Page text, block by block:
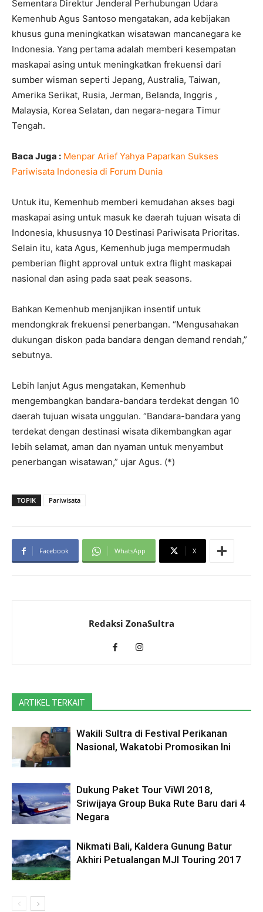
Sementara Direktur Jenderal Perhubungan Udara
Kemenhub Agus Santoso mengatakan, ada kebijakan
khusus guna meningkatkan wisatawan mancanegara ke
Indonesia. Yang pertama adalah memberi kesempatan
maskapai asing untuk meningkatkan frekuensi dari
sumber wisman seperti Jepang, Australia, Taiwan,
Amerika Serikat, Rusia, Jerman, Belanda, Inggris ,
Malaysia, Korea Selatan, dan negara-negara Timur
Tengah.
Baca Juga : Menpar Arief Yahya Paparkan Sukses
Pariwisata Indonesia di Forum Dunia
Untuk itu, Kemenhub memberi kemudahan akses bagi
maskapai asing untuk masuk ke daerah tujuan wisata di
Indonesia, khususnya 10 Destinasi Pariwisata Prioritas.
Selain itu, kata Agus, Kemenhub juga mempermudah
pemberian flight approval untuk extra flight maskapai
nasional dan asing pada saat peak seasons.
Bahkan Kemenhub menjanjikan insentif untuk
mendongkrak frekuensi penerbangan. “Mengusahakan
dukungan diskon pada bandara dengan demand rendah,”
sebutnya.
Lebih lanjut Agus mengatakan, Kemenhub
mengembangkan bandara-bandara terdekat dengan 10
daerah tujuan wisata unggulan. “Bandara-bandara yang
terdekat dengan destinasi wisata dikembangkan agar
lebih selamat, aman dan nyaman untuk menyambut
penerbangan wisatawan,” ujar Agus. (*)
TOPIK Pariwisata
Facebook WhatsApp X
Redaksi ZonaSultra
ARTIKEL TERKAIT
Wakili Sultra di Festival Perikanan
Nasional, Wakatobi Promosikan Ini
Dukung Paket Tour ViWI 2018,
Sriwijaya Group Buka Rute Baru dari 4
Negara
Nikmati Bali, Kaldera Gunung Batur
Akhiri Petualangan MJI Touring 2017